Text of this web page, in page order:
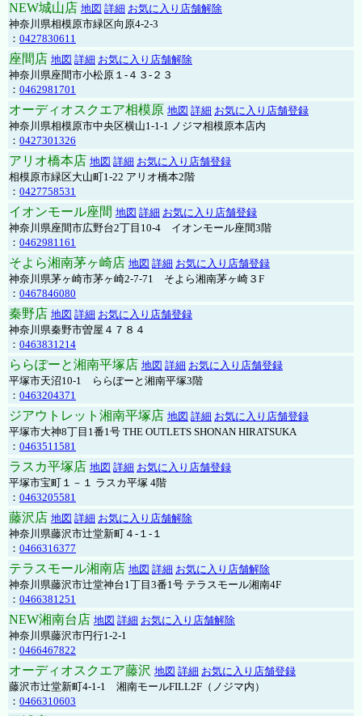
NEW城山店 地図 詳細 お気に入り店舗解除
神奈川県相模原市緑区向原4-2-3
： 0427830611
座間店 地図 詳細 お気に入り店舗解除
神奈川県座間市小松原１-４３-２３
： 0462981701
オーディオスクエア相模原 地図 詳細 お気に入り店舗登録
神奈川県相模原市中央区横山1-1-1 ノジマ相模原本店内
： 0427301326
アリオ橋本店 地図 詳細 お気に入り店舗登録
相模原市緑区大山町1-22 アリオ橋本2階
： 0427758531
イオンモール座間 地図 詳細 お気に入り店舗登録
神奈川県座間市広野台2丁目10-4 イオンモール座間3階
： 0462981161
そよら湘南茅ヶ崎店 地図 詳細 お気に入り店舗登録
神奈川県茅ヶ崎市茅ヶ崎2‐7‐71 そよら湘南茅ヶ崎３F
： 0467846080
秦野店 地図 詳細 お気に入り店舗登録
神奈川県秦野市曽屋４７８４
： 0463831214
ららぽーと湘南平塚店 地図 詳細 お気に入り店舗登録
平塚市天沼10-1 ららぽーと湘南平塚3階
： 0463204371
ジアウトレット湘南平塚店 地図 詳細 お気に入り店舗登録
平塚市大神8丁目1番1号 THE OUTLETS SHONAN HIRATSUKA
： 0463511581
ラスカ平塚店 地図 詳細 お気に入り店舗登録
平塚市宝町１－１ ラスカ平塚 4階
： 0463205581
藤沢店 地図 詳細 お気に入り店舗解除
神奈川県藤沢市辻堂新町４-１-１
： 0466316377
テラスモール湘南店 地図 詳細 お気に入り店舗解除
神奈川県藤沢市辻堂神台1丁目3番1号 テラスモール湘南4F
： 0466381251
NEW湘南台店 地図 詳細 お気に入り店舗解除
神奈川県藤沢市円行1-2-1
： 0466467822
オーディオスクエア藤沢 地図 詳細 お気に入り店舗登録
藤沢市辻堂新町4-1-1 湘南モールFILL2F（ノジマ内）
： 0466310603